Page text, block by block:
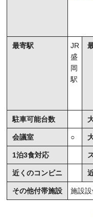
最寄駅
JR
盛
岡
駅
駐車可能台数
会議室 ○
1泊3食対応
近くのコンビニ
その他付帯施設 施設